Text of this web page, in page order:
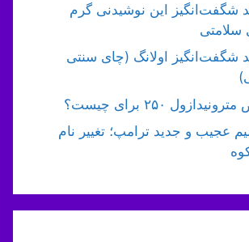
شگفت‌انگیز این نوشیدنی گرم
سلامتی
شگفت‌انگیز اولانگ (چای سنتی
۲۵۰ برای چیست؟
عجیب و جدید ترامپ؛ تغییر نام